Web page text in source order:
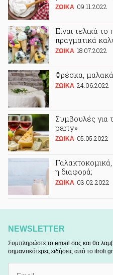
ΖΩΙΚA 09.11.2022
Είναι τελικά
πραγματικά
ΖΩΙΚA 18.07.2022
Φρέσκα, μαλακά
ΖΩΙΚA 24.06.2022
Συμβουλές για
party»
ΖΩΙΚA 05.05.2022
η διαφορά;
ΖΩΙΚA 03.02.2022
NEWSLETTER
Συμπληρώστε το email σας και θα
σημαντικότερες ειδήσεις από το itrofi.gr